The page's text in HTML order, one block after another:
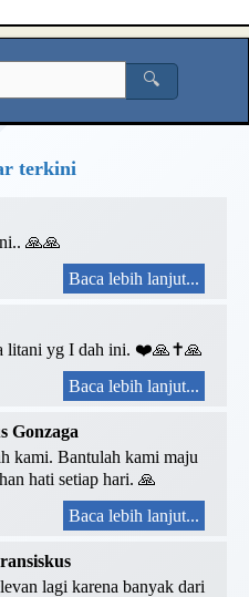
🔍
terkini
🙏🙏
Baca lebih lanjut...
litani yg I dah ini. ❤️🙏✝️🙏
Baca lebih lanjut...
Gonzaga
kami. Bantulah kami maju
hati setiap hari. 🙏
Baca lebih lanjut...
lagi karena banyak dari